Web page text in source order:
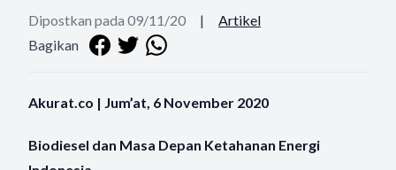
Dipostkan pada 09/11/20 |
Artikel
Bagikan
Akurat.co | Jum’at, 6 November 2020
Biodiesel dan Masa Depan Ketahanan Energi